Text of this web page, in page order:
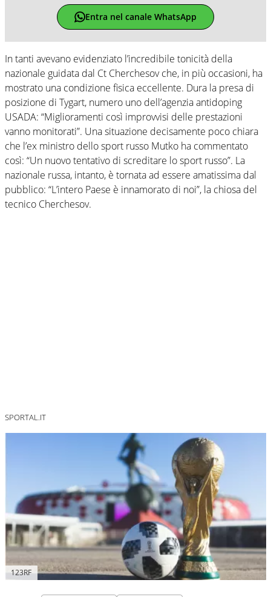
Entra nel canale WhatsApp
In tanti avevano evidenziato l’incredibile tonicità della
nazionale guidata dal Ct Cherchesov che, in più occasioni, ha
mostrato una condizione fisica eccellente. Dura la presa di
posizione di Tygart, numero uno dell’agenzia antidoping
USADA: “Miglioramenti così improvvisi delle prestazioni
vanno monitorati”. Una situazione decisamente poco chiara
che l’ex ministro dello sport russo Mutko ha commentato
così: “Un nuovo tentativo di screditare lo sport russo”. La
nazionale russa, intanto, è tornata ad essere amatissima dal
pubblico: “L’intero Paese è innamorato di noi”, la chiosa del
tecnico Cherchesov.
SPORTAL.IT
123RF